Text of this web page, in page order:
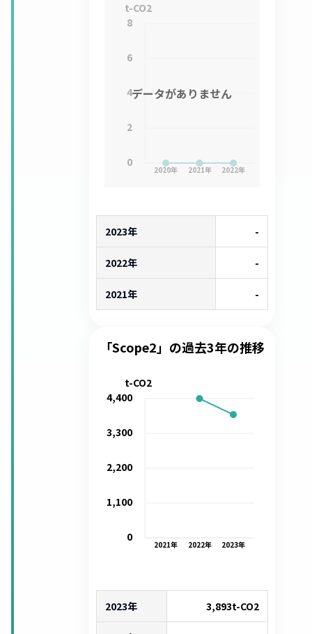
2020年 2021年 2022年
0
2
4
6
8
t-CO2
データがありません
2023年 -
2022年 -
2021年 -
「Scope2」の過去3年の推移
2021年 2022年 2023年
0
1,100
2,200
3,300
4,400
t-CO2
2023年 3,893t-CO2